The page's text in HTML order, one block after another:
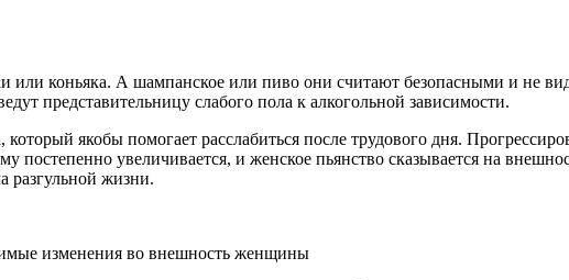
коньяка. А шампанское или пиво они считают безопасными и не
представительницу слабого пола к алкогольной зависимости.
якобы помогает расслабиться после трудового дня.
постепенно увеличивается, и женское пьянство сказывается на
разгульной жизни.
изменения во внешность женщины